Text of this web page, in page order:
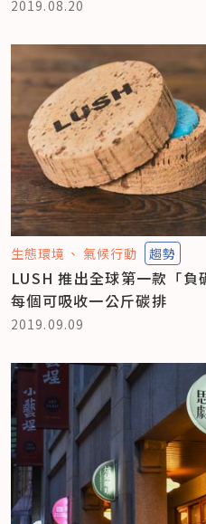
2019.08.20
生態環境 氣候行動 趨勢
LUSH 推出全球第一款「
每個可吸收一公斤碳排
2019.09.09